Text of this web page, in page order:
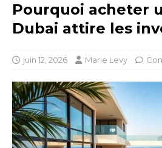
Pourquoi acheter
Dubai attire les
juin 12, 2026 Marie Levy